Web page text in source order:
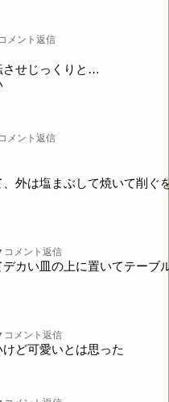
メント返信
させじっくりと…
メント返信
外は塩まぶして焼いて削ぐ
メント返信
カい皿の上に置いてテーブ
メント返信
ど可愛いとは思った